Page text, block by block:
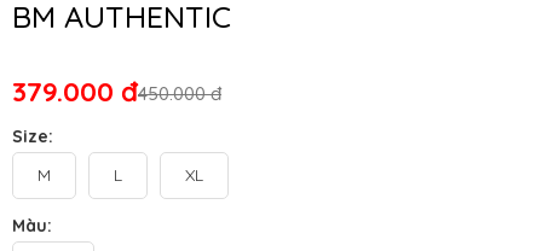
BM AUTHENTIC
450.000 đ
379.000 đ
Size:
M
L XL
Màu: